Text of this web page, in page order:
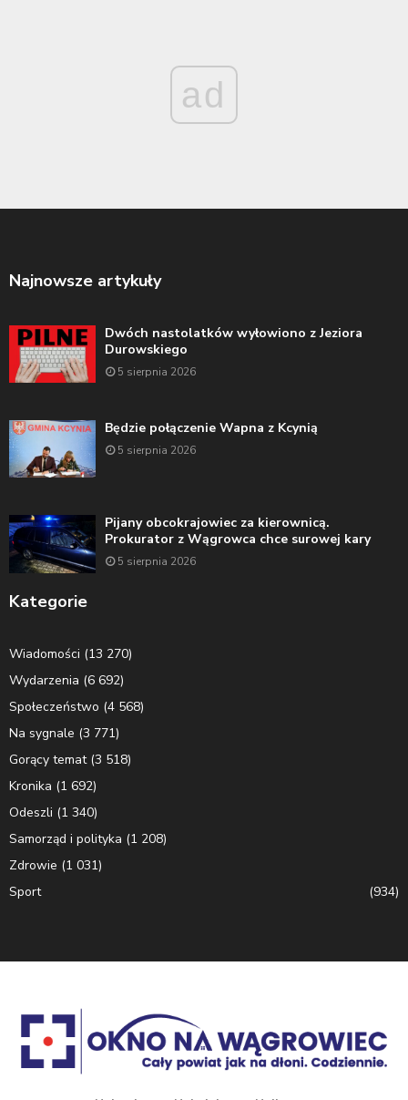
ad
Najnowsze artykuły
Dwóch nastolatków wyłowiono z Jeziora
Durowskiego
5 sierpnia 2026
Będzie połączenie Wapna z Kcynią
5 sierpnia 2026
Pijany obcokrajowiec za kierownicą.
Prokurator z Wągrowca chce surowej kary
5 sierpnia 2026
Kategorie
Wiadomości (13 270)
Wydarzenia (6 692)
Społeczeństwo (4 568)
Na sygnale (3 771)
Gorący temat(3 518)
Kronika (1 692)
Odeszli (1 340)
Samorząd i polityka (1 208)
Zdrowie (1 031)
Sport
(934)